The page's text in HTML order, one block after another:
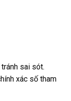
sai sót.
xác số tham